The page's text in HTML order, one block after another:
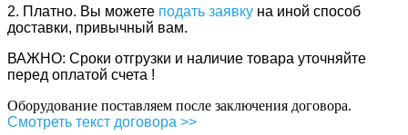
2. Платно. Вы можете подать заявку на иной способ
доставки, привычный вам.
ВАЖНО: Сроки отгрузки и наличие товара уточняйте
перед оплатой счета !
Оборудование поставляем после заключения договора.
Смотреть текст договора >>